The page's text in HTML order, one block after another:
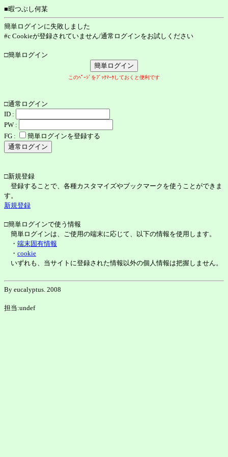
■暇つぶし何某
簡単ログインに失敗しました
#c Cookieが登録されていません/通常ログインをお試しください
□簡単ログイン
このﾍﾟｰｼﾞをﾌﾞｯｸﾏｰｸしておくと便利です
□通常ログイン
ID :
PW :
FG :
簡単ログインを登録する
□新規登録
登録することで、各種カスタマイズやブックマークを使うことができま
す。
新規登録
□簡単ログインで使う情報
簡単ログインは、ご使用の端末に応じて、以下の情報を使用します。
・ 端末固有情報
・ cookie
いずれも、当サイトに登録された情報以外の個人情報は把握しません。
By eucalyptus. 2008
担当:undef